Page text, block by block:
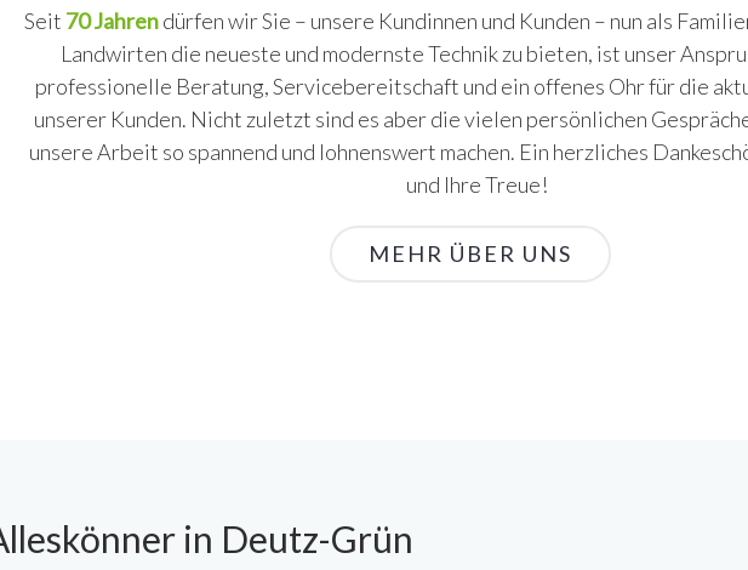
Seit 70 Jahrendürfen wir Sie – unsere Kundinnen und Kunden – nun als
Landwirten die neueste und modernste Technik zu bieten, ist unser
professionelle Beratung, Servicebereitschaft und ein offenes Ohr für die
unserer Kunden. Nicht zuletzt sind es aber die vielen persönlichen
unsere Arbeit so spannend und lohnenswert machen. Ein herzliches
und Ihre Treue!
MEHR ÜBER UNS
in Deutz-Grün